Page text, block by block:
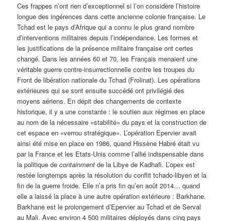
Ces frappes n’ont rien d’exceptionnel si l’on considère l’histoire
longue des ingérences dans cette ancienne colonie française. Le
Tchad est le pays d’Afrique qui a connu le plus grand nombre
d’interventions militaires depuis l’indépendance. Les formes et
les justifications de la présence militaire française ont certes
changé. Dans les années 60 et 70, les Français menaient une
véritable guerre contre-insurrectionnelle contre les troupes du
Front de libération nationale du Tchad (Frolinat). Les opérations
extérieures qui se sont ensuite succédé ont privilégié des
moyens aériens. En dépit des changements de contexte
historique, il y a une constante : le soutien aux régimes en place
au nom de la nécessaire «stabilité» du pays et la construction de
cet espace en «verrou stratégique». L’opération Epervier avait
ainsi été mise en place en 1986, quand Hissène Habré était vu
par la France et les Etats-Unis comme l’allié indispensable dans
la politique decontainment de la Libye de Kadhafi. L’opex est
restée longtemps après la résolution du conflit tchado-libyen et la
fin de la guerre froide. Elle n’a pris fin qu’en août 2014… quand
elle a laissé la place à une autre opération extérieure : Barkhane.
Barkhane est le prolongement d’Epervier au Tchad et de Serval
au Mali. Avec environ 4 500 militaires déployés dans cinq pays